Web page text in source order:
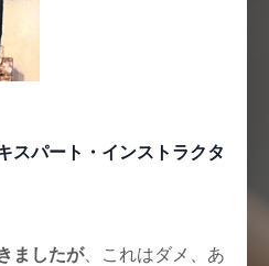
スパート・インストラクタ
ましたが、これはダメ、あ